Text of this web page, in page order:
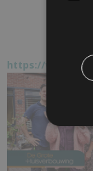
https://